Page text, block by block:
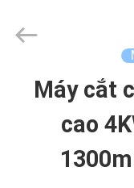
NHÀ
XPX
Máy cắt
cao